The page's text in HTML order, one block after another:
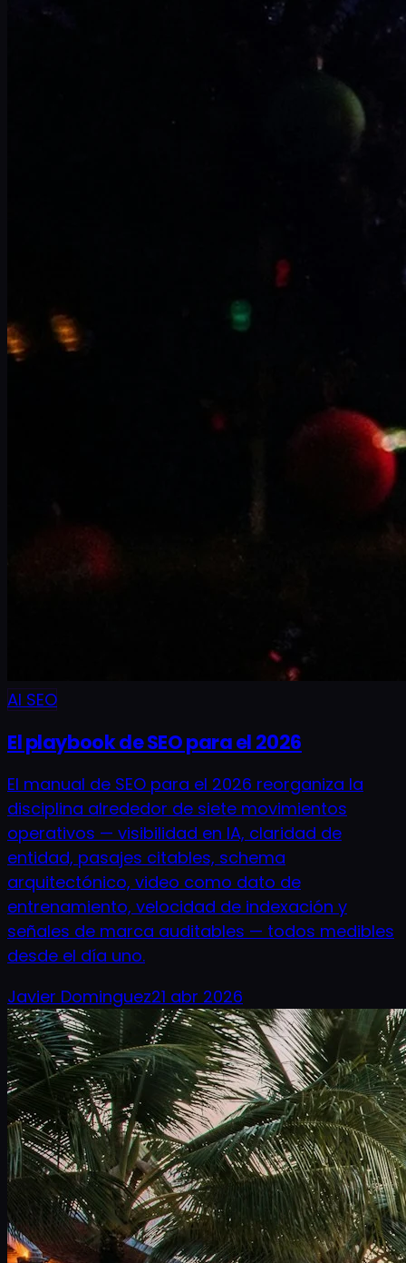
AI SEO
El playbook de SEO para el 2026
El manual de SEO para el 2026 reorganiza la
disciplina alrededor de siete movimientos
operativos — visibilidad en IA, claridad de
entidad, pasajes citables, schema
arquitectónico, video como dato de
entrenamiento, velocidad de indexación y
señales de marca auditables — todos medibles
desde el día uno.
Javier Dominguez21 abr 2026